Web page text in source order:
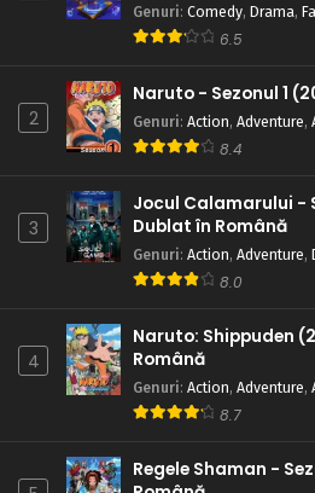
Genuri: Comedy, Drama,
6.5
2
Naruto - Sezonul 1
Genuri: Action, Adventure,
8.4
3
Jocul Calamarului -
Dublat în Română
Genuri: Action, Adventure,
8.0
4
Naruto: Shippuden
Română
Genuri: Action, Adventure,
8.7
Regele Shaman -